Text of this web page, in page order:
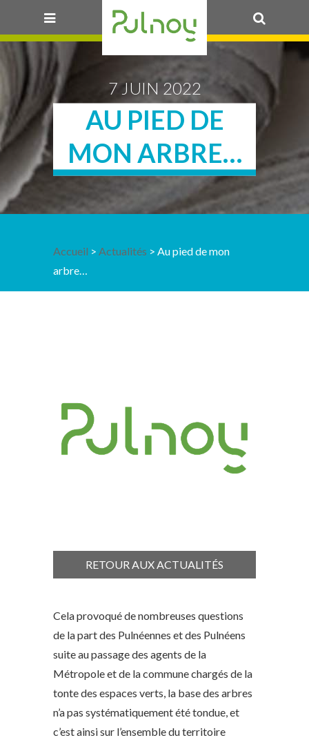
7 JUIN 2022
AU PIED DE
MON ARBRE…
Accueil >Actualités > Au pied de mon
arbre…
RETOUR AUX ACTUALITÉS
Cela provoqué de nombreuses questions
de la part des Pulnéennes et des Pulnéens
suite au passage des agents de la
Métropole et de la commune chargés de la
tonte des espaces verts, la base des arbres
n’a pas systématiquement été tondue, et
c’est ainsi sur l’ensemble du territoire